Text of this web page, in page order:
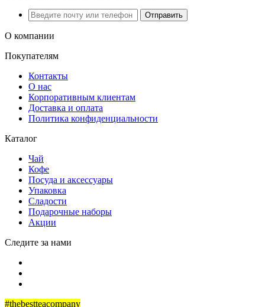
Отправить
О компании
Покупателям
Контакты
О нас
Корпоративным клиентам
Доставка и оплата
Политика конфиденциальности
Каталог
Чай
Кофе
Посуда и аксессуары
Упаковка
Сладости
Подарочные наборы
Акции
Следите за нами
#thebestteacompany